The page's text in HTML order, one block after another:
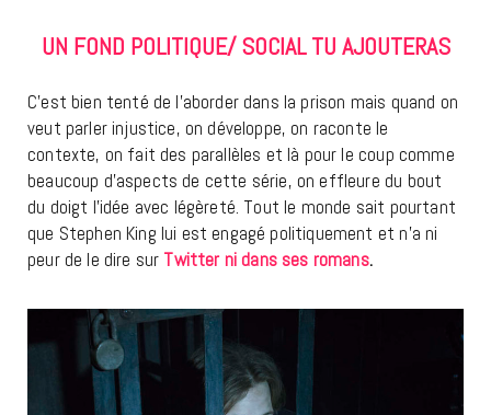
UN FOND POLITIQUE/ SOCIAL TU AJOUTERAS
C’est bien tenté de l’aborder dans la prison mais quand on
veut parler injustice, on développe, on raconte le
contexte, on fait des parallèles et là pour le coup comme
beaucoup d’aspects de cette série, on effleure du bout
du doigt l’idée avec légèreté. Tout le monde sait pourtant
que Stephen King lui est engagé politiquement et n’a ni
peur de le dire sur Twitter ni dans ses romans.